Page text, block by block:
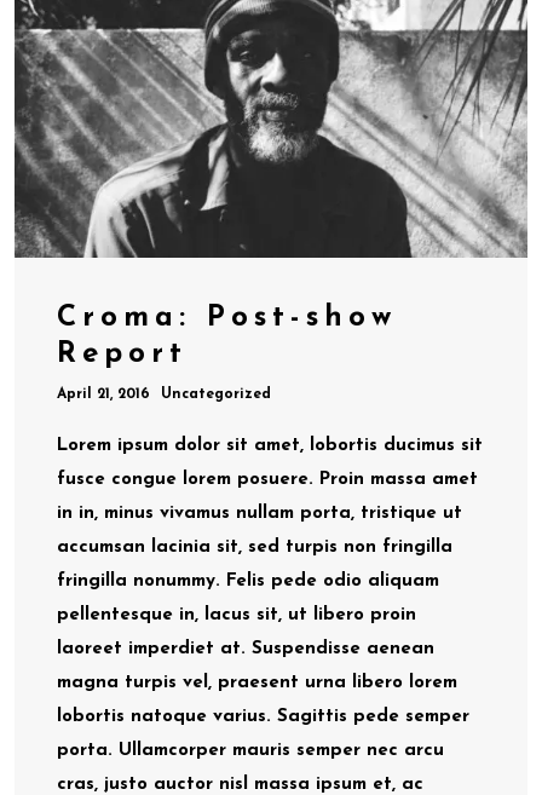
Croma: Post-show
Report
April 21, 2016 Uncategorized
Lorem ipsum dolor sit amet, lobortis ducimus sit
fusce congue lorem posuere. Proin massa amet
in in, minus vivamus nullam porta, tristique ut
accumsan lacinia sit, sed turpis non fringilla
fringilla nonummy. Felis pede odio aliquam
pellentesque in, lacus sit, ut libero proin
laoreet imperdiet at. Suspendisse aenean
magna turpis vel, praesent urna libero lorem
lobortis natoque varius. Sagittis pede semper
porta. Ullamcorper mauris semper nec arcu
cras, justo auctor nisl massa ipsum et, ac